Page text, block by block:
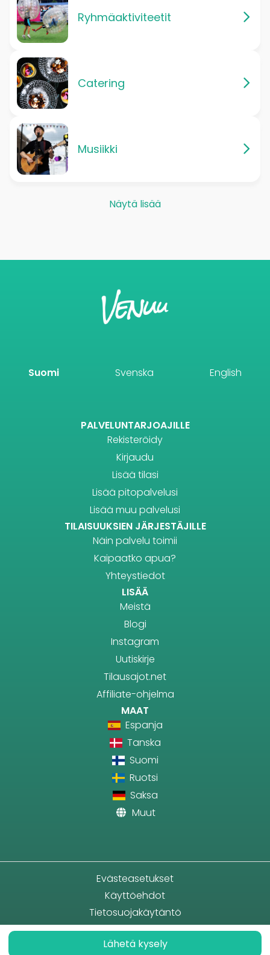
Lähetä kysely
Ryhmäaktiviteetit
Catering
Musiikki
Näytä lisää
Suomi Svenska English
PALVELUNTARJOAJILLE
Rekisteröidy
Kirjaudu
Lisää tilasi
Lisää pitopalvelusi
Lisää muu palvelusi
TILAISUUKSIEN JÄRJESTÄJILLE
Näin palvelu toimii
Kaipaatko apua?
Yhteystiedot
LISÄÄ
Meistä
Blogi
Instagram
Uutiskirje
Tilausajot.net
Affiliate-ohjelma
MAAT
Espanja
Tanska
Suomi
Ruotsi
Saksa
Muut
Evästeasetukset
Käyttöehdot
Tietosuojakäytäntö